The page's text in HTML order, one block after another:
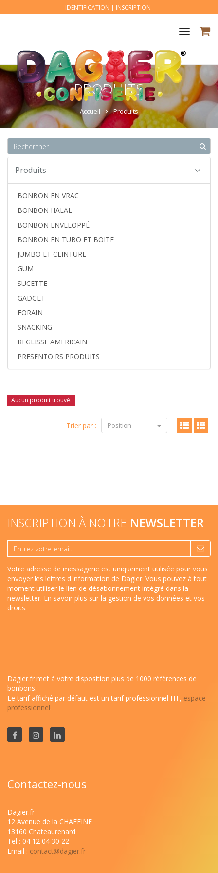
IDENTIFICATION | INSCRIPTION
Toggle
PRODUITS
Accueil Produits
Produits
BONBON EN VRAC
BONBON HALAL
BONBON ENVELOPPÉ
BONBON EN TUBO ET BOITE
JUMBO ET CEINTURE
GUM
SUCETTE
GADGET
FORAIN
SNACKING
REGLISSE AMERICAIN
PRESENTOIRS PRODUITS
Aucun produit trouvé.
Trier par : Position
INSCRIPTION À NOTRE NEWSLETTER
Votre adresse de messagerie est uniquement utilisée pour vous
envoyer les lettres d'information de Dagier. Vous pouvez à tout
moment utiliser le lien de désabonnement intégré dans la
newsletter. En savoir plus sur la gestion de vos données et vos
droits.
Dagier.fr met à votre disposition plus de 1000 références de
bonbons.
Le tarif affiché par défaut est un tarif professionnel HT, espace
professionnel.
Contactez-nous
Dagier.fr
12 Avenue de la CHAFFINE
13160 Chateaurenard
Tel : 04 12 04 30 22
Email : contact@dagier.fr